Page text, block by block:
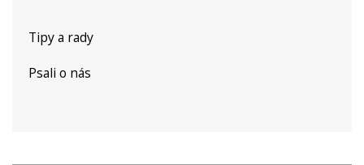
Tipy a rady
Psali o nás